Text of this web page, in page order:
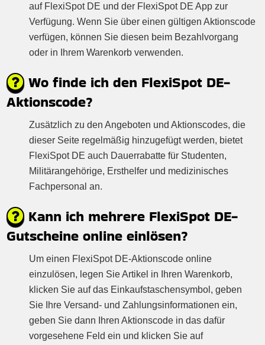
auf FlexiSpot DE und der FlexiSpot DE App zur
Verfügung. Wenn Sie über einen gültigen Aktionscode
verfügen, können Sie diesen beim Bezahlvorgang
oder in Ihrem Warenkorb verwenden.
Wo finde ich den FlexiSpot DE-
Aktionscode?
Zusätzlich zu den Angeboten und Aktionscodes, die
dieser Seite regelmäßig hinzugefügt werden, bietet
FlexiSpot DE auch Dauerrabatte für Studenten,
Militärangehörige, Ersthelfer und medizinisches
Fachpersonal an.
Kann ich mehrere FlexiSpot DE-
Gutscheine online einlösen?
Um einen FlexiSpot DE-Aktionscode online
einzulösen, legen Sie Artikel in Ihren Warenkorb,
klicken Sie auf das Einkaufstaschensymbol, geben
Sie Ihre Versand- und Zahlungsinformationen ein,
geben Sie dann Ihren Aktionscode in das dafür
vorgesehene Feld ein und klicken Sie auf